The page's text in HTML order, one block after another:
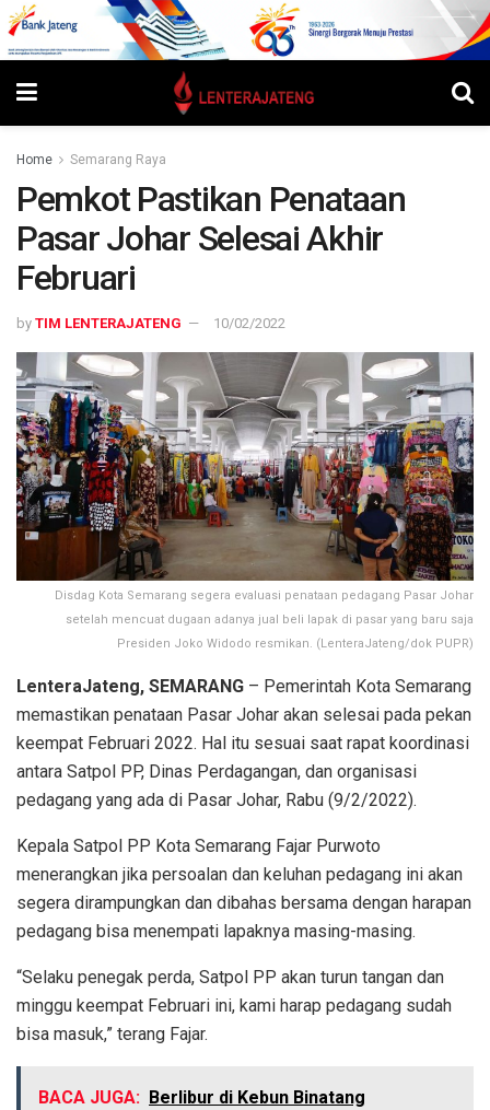
Home Semarang Raya
Pemkot Pastikan Penataan
Pasar Johar Selesai Akhir
Februari
by TIM LENTERAJATENG 10/02/2022
Disdag Kota Semarang segera evaluasi penataan pedagang Pasar Johar
setelah mencuat dugaan adanya jual beli lapak di pasar yang baru saja
Presiden Joko Widodo resmikan. (LenteraJateng/dok PUPR)
LenteraJateng, SEMARANG – Pemerintah Kota Semarang
memastikan penataan Pasar Johar akan selesai pada pekan
keempat Februari 2022. Hal itu sesuai saat rapat koordinasi
antara Satpol PP, Dinas Perdagangan, dan organisasi
pedagang yang ada di Pasar Johar, Rabu (9/2/2022).
Kepala Satpol PP Kota Semarang Fajar Purwoto
menerangkan jika persoalan dan keluhan pedagang ini akan
segera dirampungkan dan dibahas bersama dengan harapan
pedagang bisa menempati lapaknya masing-masing.
“Selaku penegak perda, Satpol PP akan turun tangan dan
minggu keempat Februari ini, kami harap pedagang sudah
bisa masuk,” terang Fajar.
BACA JUGA: Berlibur di Kebun Binatang